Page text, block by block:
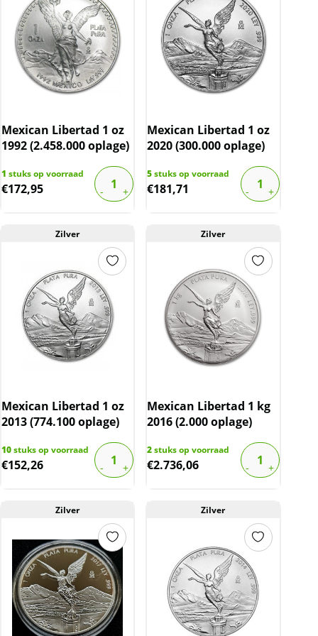
Mexican Libertad 1 oz
1992 (2.458.000 oplage)
1 stuks op voorraad
€172,95
Mexican Libertad 1 oz
2020 (300.000 oplage)
5stuks op voorraad
€181,71
Zilver
Mexican Libertad 1 oz
2013 (774.100 oplage)
10stuks op voorraad
€152,26
Zilver
Mexican Libertad 1 kg
2016 (2.000 oplage)
2stuks op voorraad
€2.736,06
Zilver Zilver